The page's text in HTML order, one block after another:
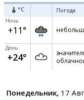
°C Погода
Ночь
+11°
День
+24°
Понедельник, 17